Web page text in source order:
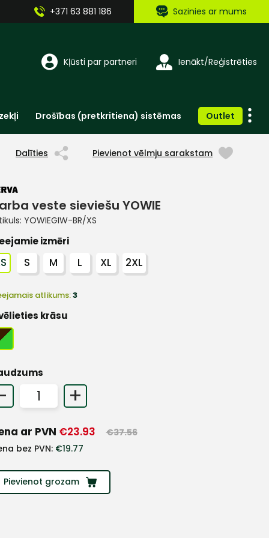
+371 63 881 186 Sazinies ar mums
Kļūsti par partneri Ienākt/Reģistrēties
Drošības (pretkritiena) sistēmas Outlet
Dalīties Pievienot vēlmju sarakstam
veste sieviešu YOWIE
YOWIEGIW-BR/XS
izmēri
S M L XL 2XL
atlikums:3
krāsu
+
ar PVN €23.93 €37.56
bez PVN: €19.77
Pievienot grozam